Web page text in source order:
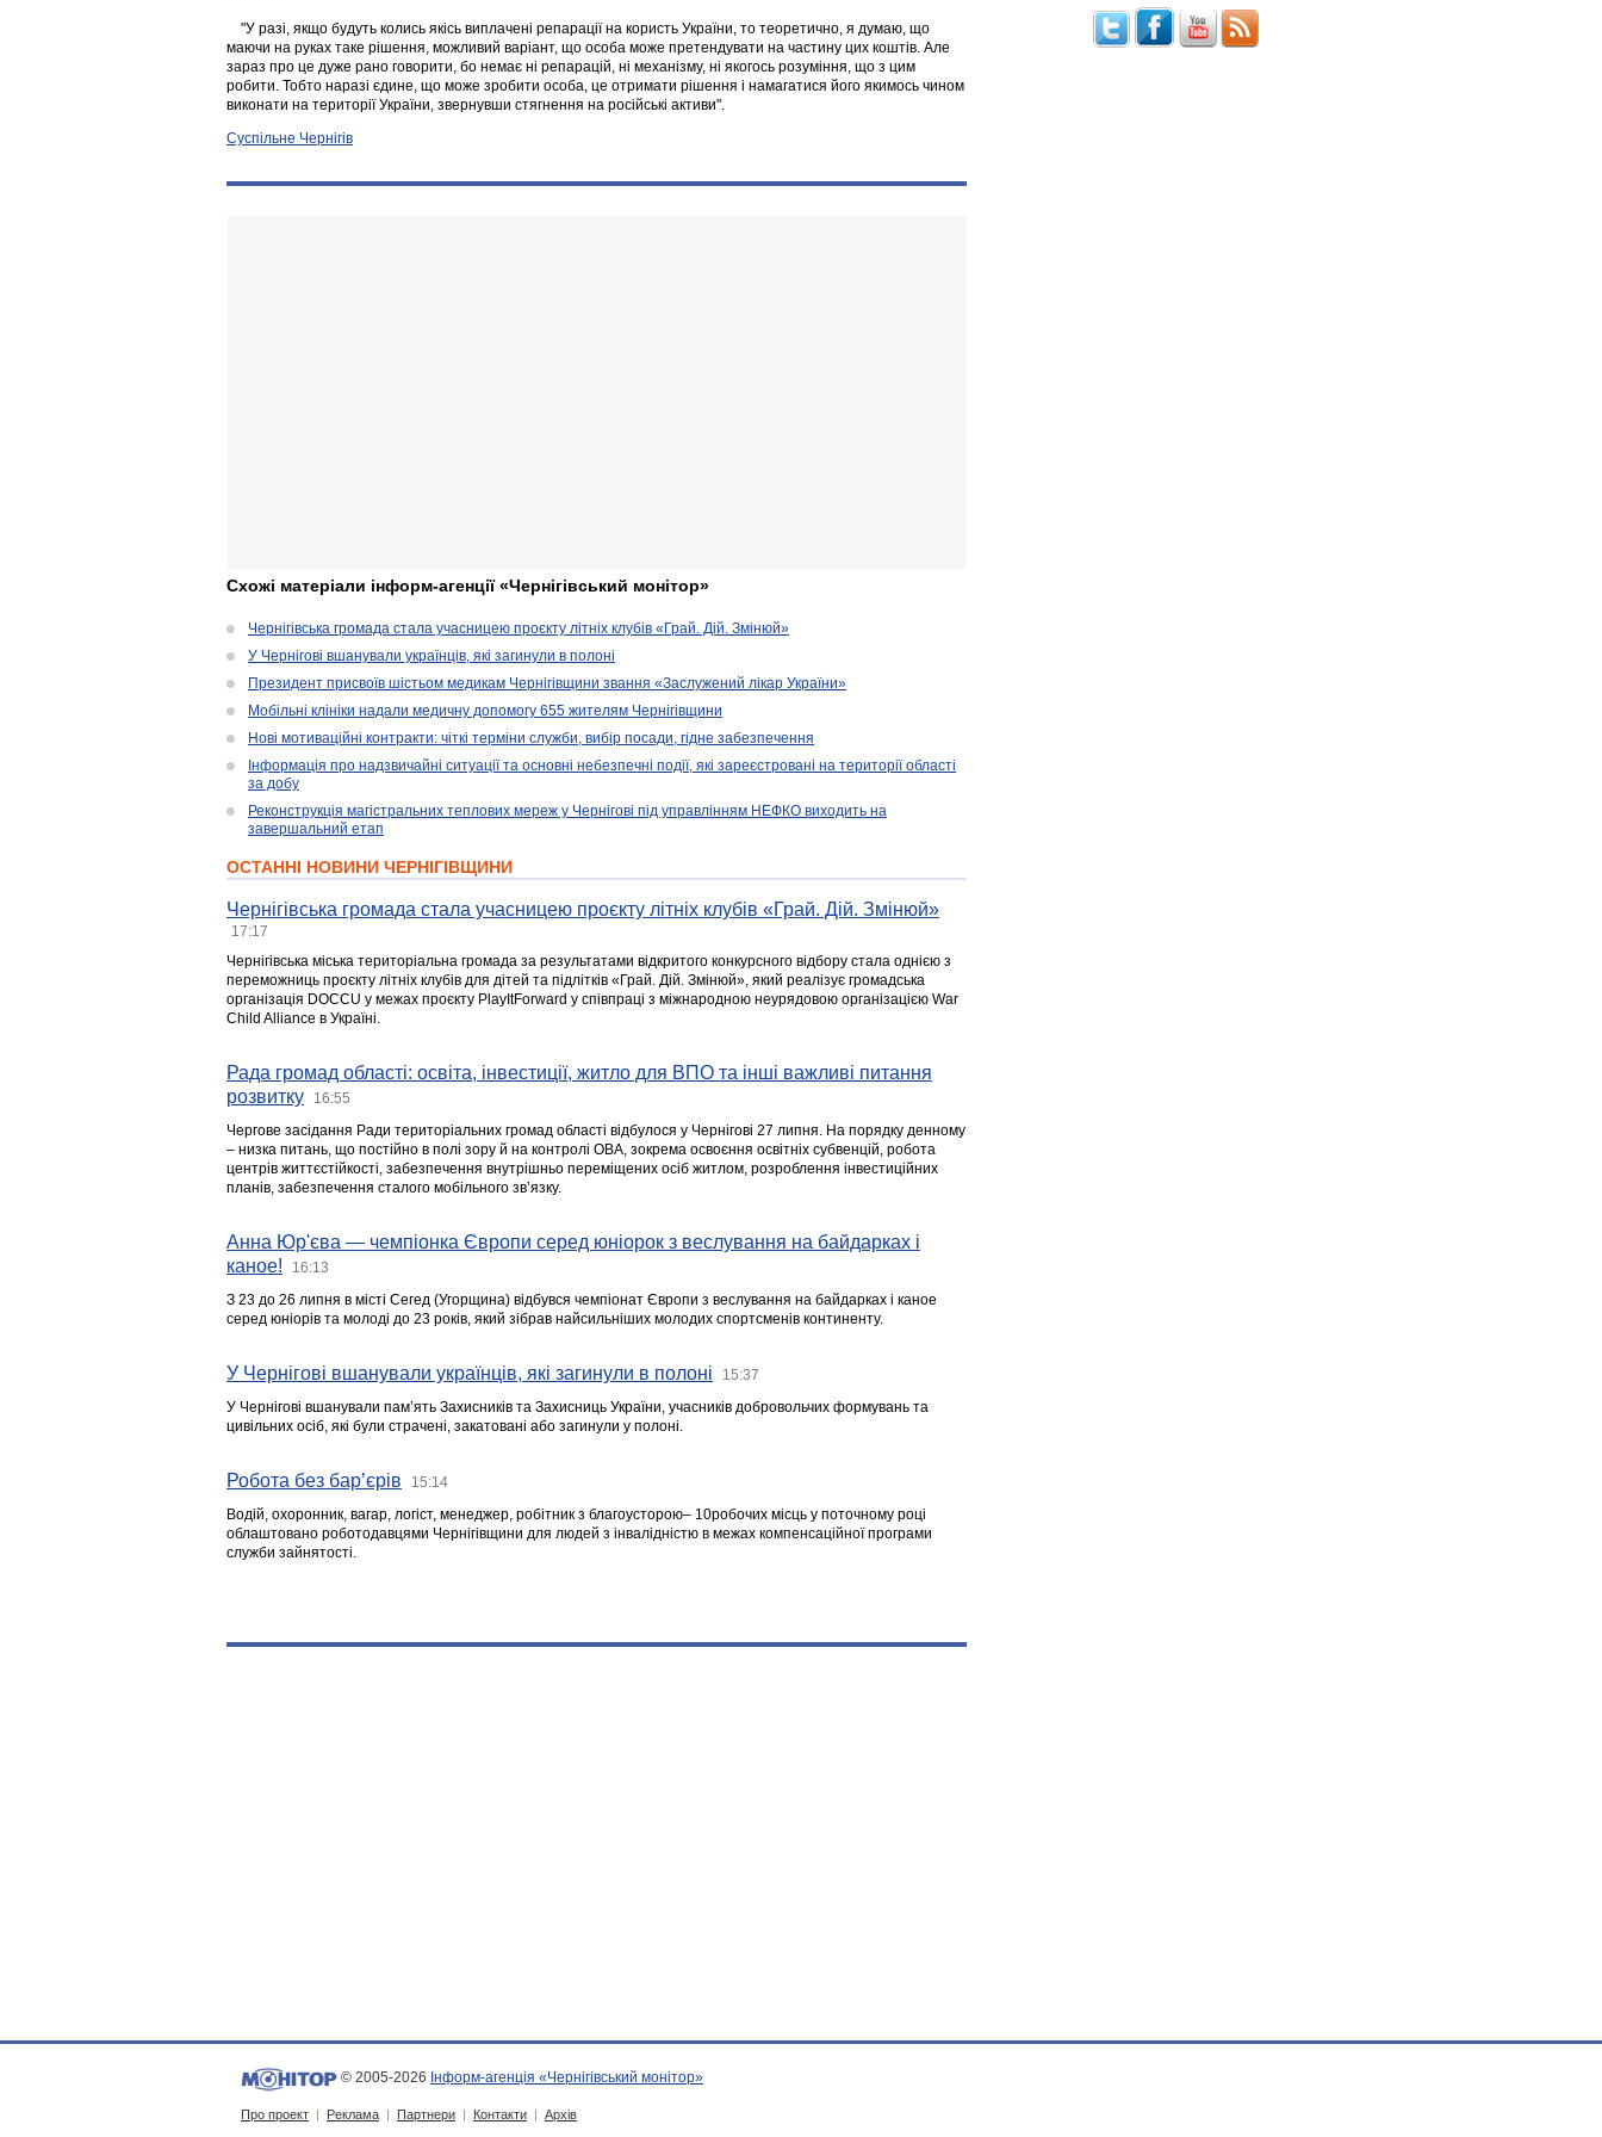
"У разі, якщо будуть колись якісь виплачені репарації на користь України, то теоретично, я думаю, що
маючи на руках таке рішення, можливий варіант, що особа може претендувати на частину цих коштів. Але
зараз про це дуже рано говорити, бо немає ні репарацій, ні механізму, ні якогось розуміння, що з цим
робити. Тобто наразі єдине, що може зробити особа, це отримати рішення і намагатися його якимось чином
виконати на території України, звернувши стягнення на російські активи".
Суспільне Чернігів
Схожі матеріали інформ-агенції «Чернігівський монітор»
Чернігівська громада стала учасницею проєкту літніх клубів «Грай. Дій. Змінюй»
У Чернігові вшанували українців, які загинули в полоні
Президент присвоїв шістьом медикам Чернігівщини звання «Заслужений лікар України»
Мобільні клініки надали медичну допомогу 655 жителям Чернігівщини
Нові мотиваційні контракти: чіткі терміни служби, вибір посади, гідне забезпечення
Інформація про надзвичайні ситуації та основні небезпечні події, які зареєстровані на території області
за добу
Реконструкція магістральних теплових мереж у Чернігові під управлінням НЕФКО виходить на
завершальний етап
ОСТАННІ НОВИНИ ЧЕРНІГІВЩИНИ
Чернігівська громада стала учасницею проєкту літніх клубів «Грай. Дій. Змінюй»
17:17
Чернігівська міська територіальна громада за результатами відкритого конкурсного відбору стала однією з
переможниць проєкту літніх клубів для дітей та підлітків «Грай. Дій. Змінюй», який реалізує громадська
організація DOCCU у межах проєкту PlayItForward у співпраці з міжнародною неурядовою організацією War
Child Alliance в Україні.
Рада громад області: освіта, інвестиції, житло для ВПО та інші важливі питання
розвитку
16:55
Чергове засідання Ради територіальних громад області відбулося у Чернігові 27 липня. На порядку денному
– низка питань, що постійно в полі зору й на контролі ОВА, зокрема освоєння освітніх субвенцій, робота
центрів життєстійкості, забезпечення внутрішньо переміщених осіб житлом, розроблення інвестиційних
планів, забезпечення сталого мобільного зв’язку.
Анна Юр'єва — чемпіонка Європи серед юніорок з веслування на байдарках і
каное!
16:13
З 23 до 26 липня в місті Сегед (Угорщина) відбувся чемпіонат Європи з веслування на байдарках і каное
серед юніорів та молоді до 23 років, який зібрав найсильніших молодих спортсменів континенту.
У Чернігові вшанували українців, які загинули в полоні 15:37
У Чернігові вшанували пам’ять Захисників та Захисниць України, учасників добровольчих формувань та
цивільних осіб, які були страчені, закатовані або загинули у полоні.
Робота без бар’єрів 15:14
Водій, охоронник, вагар, логіст, менеджер, робітник з благоусторою– 10робочих місць у поточному році
облаштовано роботодавцями Чернігівщини для людей з інвалідністю в межах компенсаційної програми
служби зайнятості.
© 2005-2026 Інформ-агенція «Чернігівський монітор»
Про проект | Реклама | Партнери | Контакти | Архів